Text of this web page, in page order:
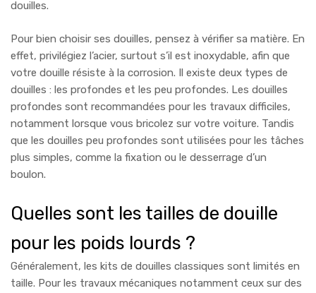
douilles.
Pour bien choisir ses douilles, pensez à vérifier sa matière. En
effet, privilégiez l’acier, surtout s’il est inoxydable, afin que
votre douille résiste à la corrosion. Il existe deux types de
douilles : les profondes et les peu profondes. Les douilles
profondes sont recommandées pour les travaux difficiles,
notamment lorsque vous bricolez sur votre voiture. Tandis
que les douilles peu profondes sont utilisées pour les tâches
plus simples, comme la fixation ou le desserrage d’un
boulon.
Quelles sont les tailles de douille
pour les poids lourds ?
Généralement, les kits de douilles classiques sont limités en
taille. Pour les travaux mécaniques notamment ceux sur des